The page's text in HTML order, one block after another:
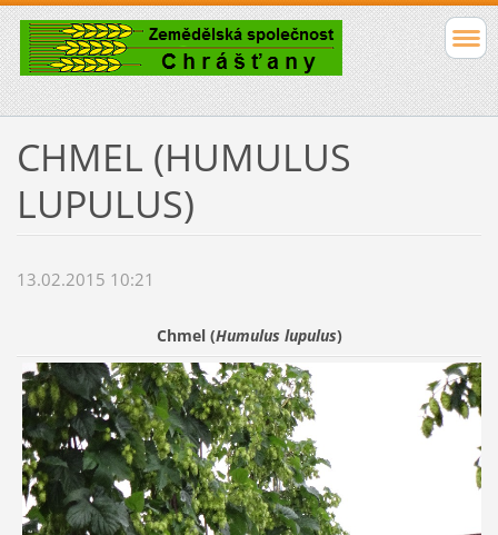
CHMEL (HUMULUS
LUPULUS)
13.02.2015 10:21
Chmel (Humulus lupulus)